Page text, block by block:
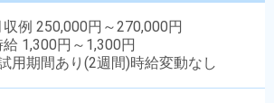
収例 250,000円～270,000円
給 1,300円～1,300円
用期間あり(2週間)時給変動なし